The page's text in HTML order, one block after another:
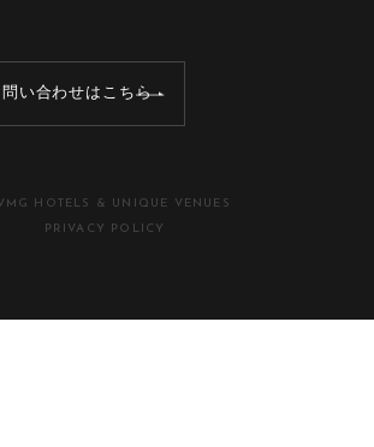
い合わせはこちら
HOTELS & UNIQUE VENUES
PRIVACY POLICY